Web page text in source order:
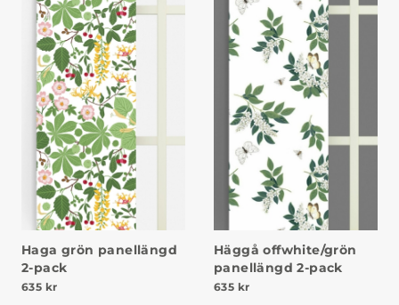
Haga grön panellängd
2-pack
635 kr
Häggå offwhite/grön
panellängd 2-pack
635 kr